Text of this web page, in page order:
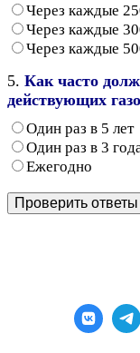
Через каждые
Через каждые
Через каждые
5. Как часто
действующих
Один раз в 5 лет
Один раз в 3
Ежегодно